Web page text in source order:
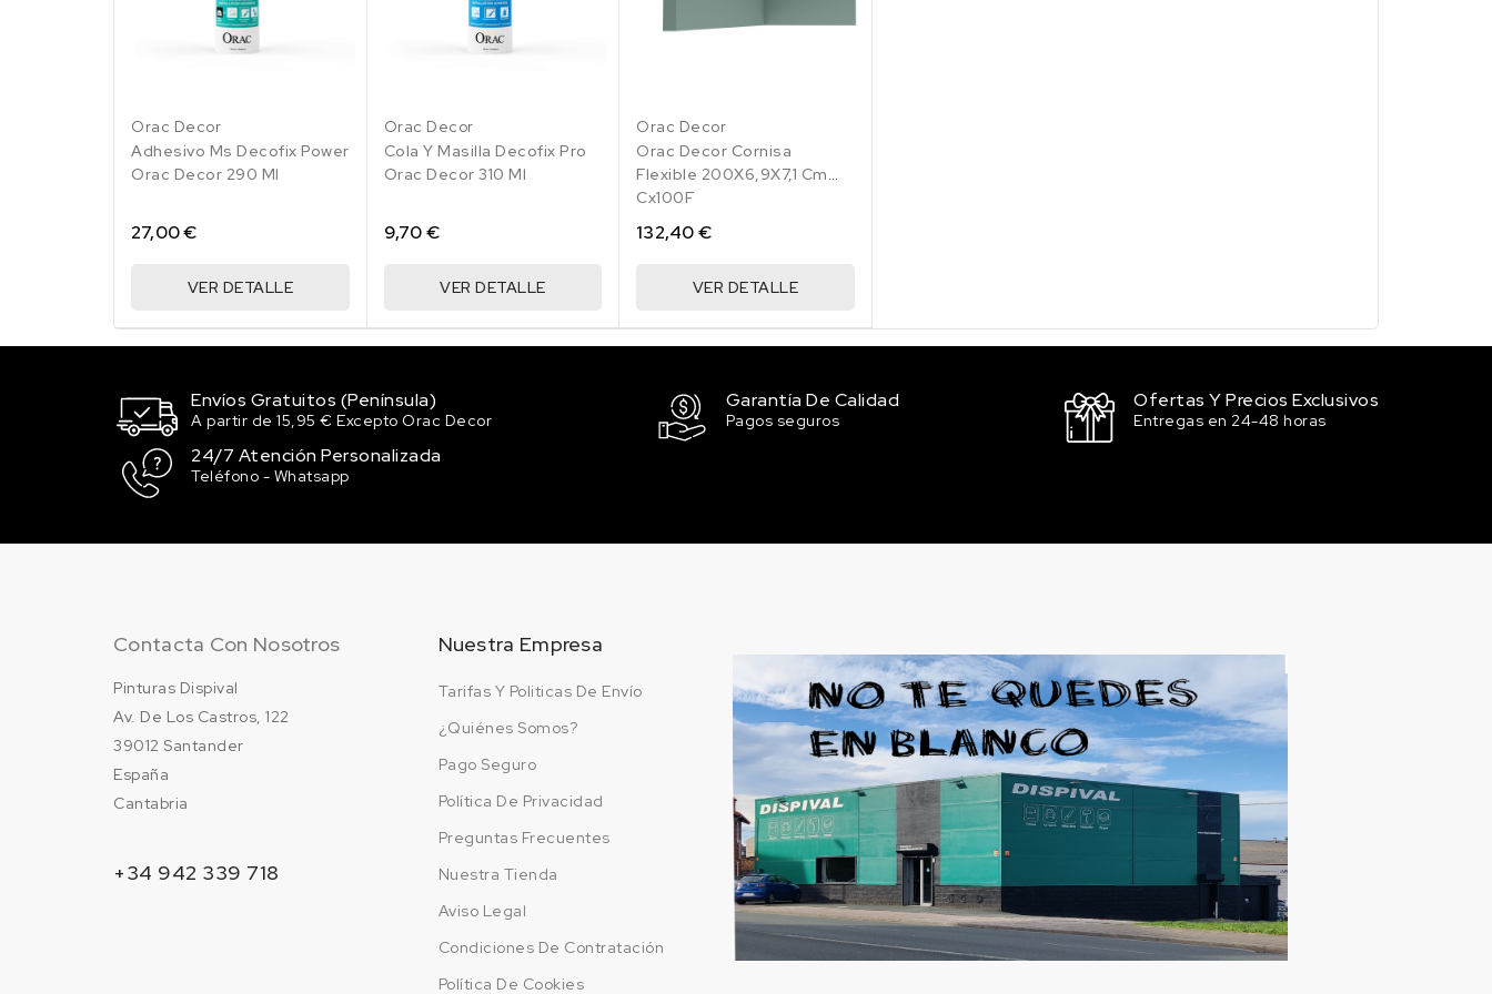
Orac Decor
Adhesivo Ms Decofix Power
Orac Decor 290 Ml
27,00 €
VER DETALLE
Orac Decor
Cola Y Masilla Decofix Pro
Orac Decor 310 Ml
9,70 €
VER DETALLE
Orac Decor
Orac Decor Cornisa
Flexible 200X6,9X7,1 Cm
Cx100F
132,40 €
VER DETALLE
Envíos Gratuitos (Península)
A partir de 15,95 € Excepto Orac Decor
Garantía De Calidad
Pagos seguros
Ofertas Y Precios Exclusivos
Entregas en 24-48 horas
24/7 Atención Personalizada
Teléfono - Whatsapp
Contacta Con Nosotros
Pinturas Dispival
Av. De Los Castros, 122
39012 Santander
España
Cantabria
+34 942 339 718
Nuestra Empresa
Tarifas Y Politicas De Envío
¿Quiénes Somos?
Pago Seguro
Política De Privacidad
Preguntas Frecuentes
Nuestra Tienda
Aviso Legal
Condiciones De Contratación
Política De Cookies